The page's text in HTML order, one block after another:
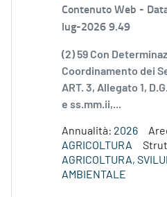
Contenuto Web -
lug-2026 9.49
(2) 59 Con
Coordinamento dei
ART. 3, Allegato 1,
e ss.mm.ii,...
Annualità: 2026
AGRICOLTURA
AGRICOLTURA,
AMBIENTALE